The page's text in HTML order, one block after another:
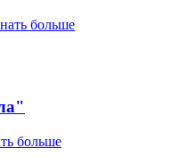
больше
больше